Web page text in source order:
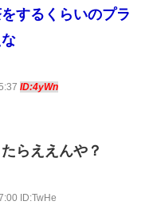
するくらいのプラ
ID:4yWn
らええんや？
ID:TwHe